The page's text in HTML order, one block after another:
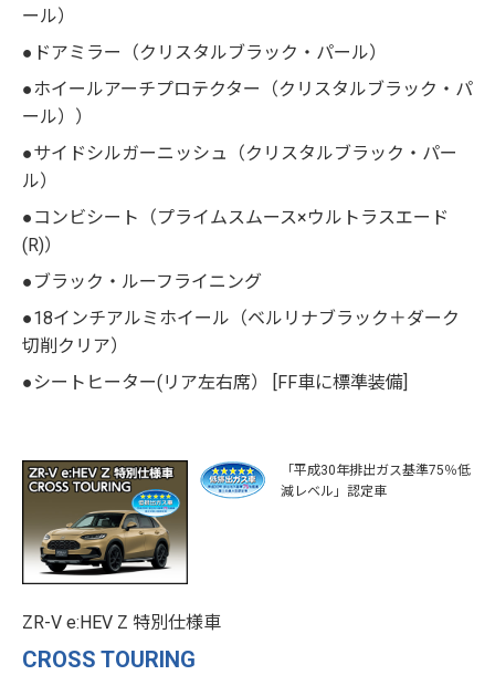
ール）
●ドアミラー（クリスタルブラック・パール）
●ホイールアーチプロテクター（クリスタルブラック・パ
ール））
●サイドシルガーニッシュ（クリスタルブラック・パー
ル）
●コンビシート（プライムスムース×ウルトラスエード
(R)）
●ブラック・ルーフライニング
●18インチアルミホイール（ベルリナブラック＋ダーク
切削クリア）
●シートヒーター(リア左右席） [FF車に標準装備]
「平成30年排出ガス基準75％低
減レベル」認定車
ZR-V e:HEV Z 特別仕様車
CROSS TOURING